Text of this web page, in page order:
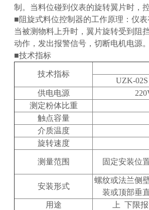
制。当料位碰到仪表的旋转翼片时，
■阻旋式料位控制器的工作原理：仪
当被测物料上升时，翼片旋转受到阻
动作，发出报警信号，切断电机电源。
■技术指标
技术指标
UZK-02S
供电电源
测定粉体比重
触点容量
介质温度
旋转速度
测量范围 固定安装位
安装形式
螺纹或法兰侧
装或顶部垂
用途 上 下限